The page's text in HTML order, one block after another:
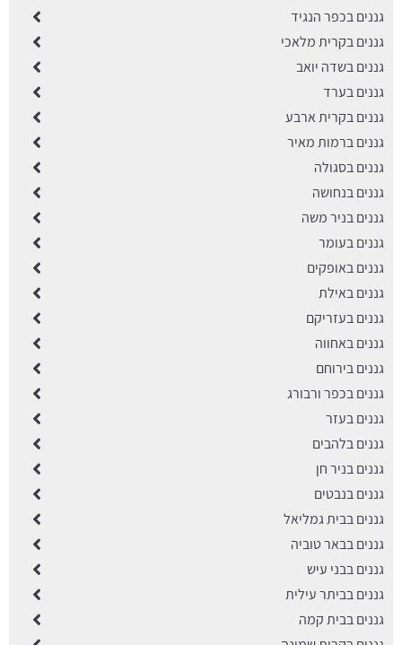
גננים בכפר הנגיד
גננים בקרית מלאכי
גננים בשדה יואב
גננים בערד
גננים בקרית ארבע
גננים ברמות מאיר
גננים בסגולה
גננים בנחושה
גננים בניר משה
גננים בעומר
גננים באופקים
גננים באילת
גננים בעזריקם
גננים באחווה
גננים בירוחם
גננים בכפר ורבורג
גננים בעזר
גננים בלהבים
גננים בניר חן
גננים בנבטים
גננים בבית גמליאל
גננים בבאר טוביה
גננים בבני עיש
גננים בביתר עילית
גננים בבית קמה